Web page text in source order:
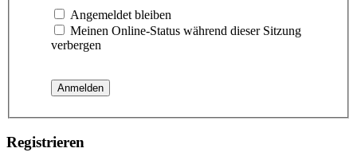
Angemeldet bleiben
Meinen Online-Status während dieser Sitzung
verbergen
Registrieren